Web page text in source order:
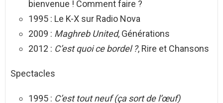
bienvenue ! Comment faire ?
1995 : Le K-X sur Radio Nova
2009 : Maghreb United, Générations
2012 : C’est quoi ce bordel ?, Rire et Chansons
Spectacles
1995 : C’est tout neuf (ça sort de l’œuf)